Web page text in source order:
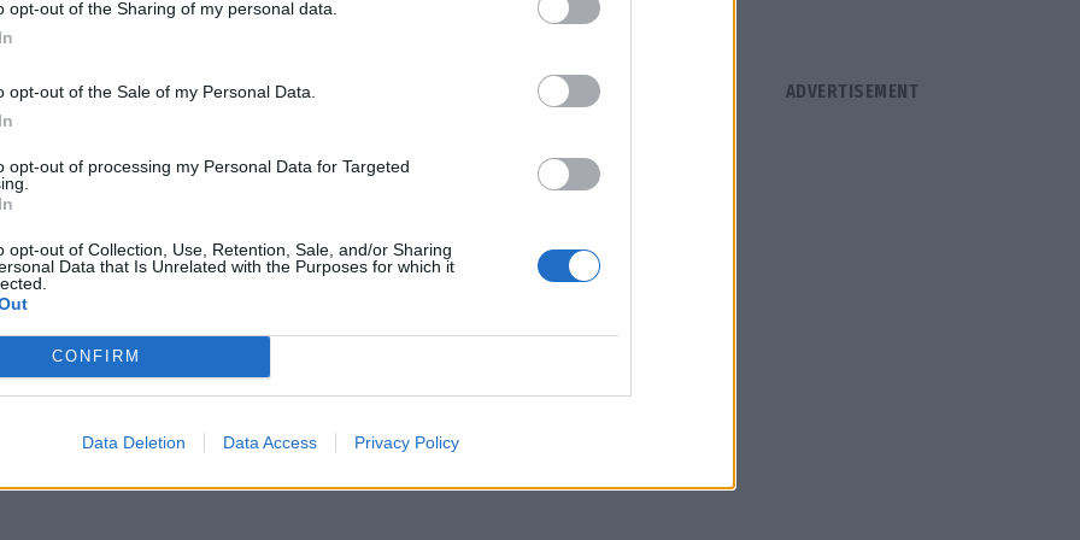
opt-out of the Sharing of my personal data.
opt-out of the Sale of my Personal Data.
opt-out of processing my Personal Data for Targeted
opt-out of Collection, Use, Retention, Sale, and/or Sharing
Data that Is Unrelated with the Purposes for which it
CONFIRM
Data Deletion Data Access Privacy Policy
Θεοδώρους, από αστυνομικούς της Ομάδας Αριάδνη της
γιατί κατείχε μικροποσότητα ηρωίνης, η οποία